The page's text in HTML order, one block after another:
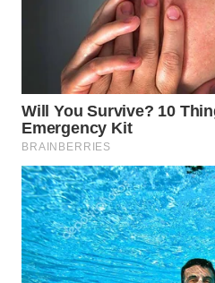
WAHANA
INFRASTRUKTUR
WAHANA
KONSUMEN
WAHANA
WAHANA
TRAVEL
WAHANA